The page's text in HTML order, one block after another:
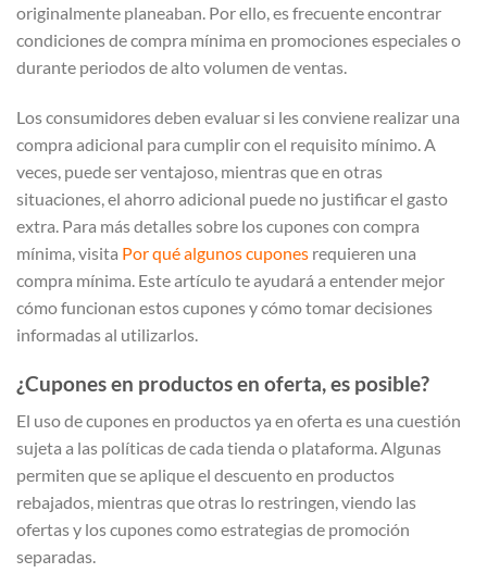
originalmente planeaban. Por ello, es frecuente encontrar
condiciones de compra mínima en promociones especiales o
durante periodos de alto volumen de ventas.
Los consumidores deben evaluar si les conviene realizar una
compra adicional para cumplir con el requisito mínimo. A
veces, puede ser ventajoso, mientras que en otras
situaciones, el ahorro adicional puede no justificar el gasto
extra. Para más detalles sobre los cupones con compra
mínima, visita Por qué algunos cupones requieren una
compra mínima. Este artículo te ayudará a entender mejor
cómo funcionan estos cupones y cómo tomar decisiones
informadas al utilizarlos.
¿Cupones en productos en oferta, es posible?
El uso de cupones en productos ya en oferta es una cuestión
sujeta a las políticas de cada tienda o plataforma. Algunas
permiten que se aplique el descuento en productos
rebajados, mientras que otras lo restringen, viendo las
ofertas y los cupones como estrategias de promoción
separadas.